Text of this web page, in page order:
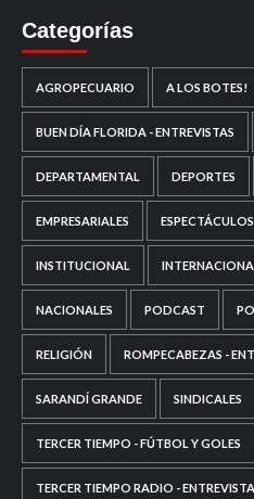
Categorías
AGROPECUARIO A LOS BOTES!
BUEN DÍA FLORIDA - ENTREVISTAS
DEPARTAMENTAL DEPORTES
EMPRESARIALES ESPECTÁCULOS
INSTITUCIONAL
NACIONALES PODCAST
RELIGIÓN ROMPECABEZAS -
SARANDÍ GRANDE SINDICALES
TERCER TIEMPO - FÚTBOL Y GOLES
TERCER TIEMPO RADIO -